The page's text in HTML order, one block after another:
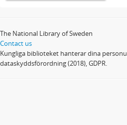
The National Library of Sweden
Contact us
Kungliga biblioteket hanterar dina
dataskyddsförordning (2018), GDPR.